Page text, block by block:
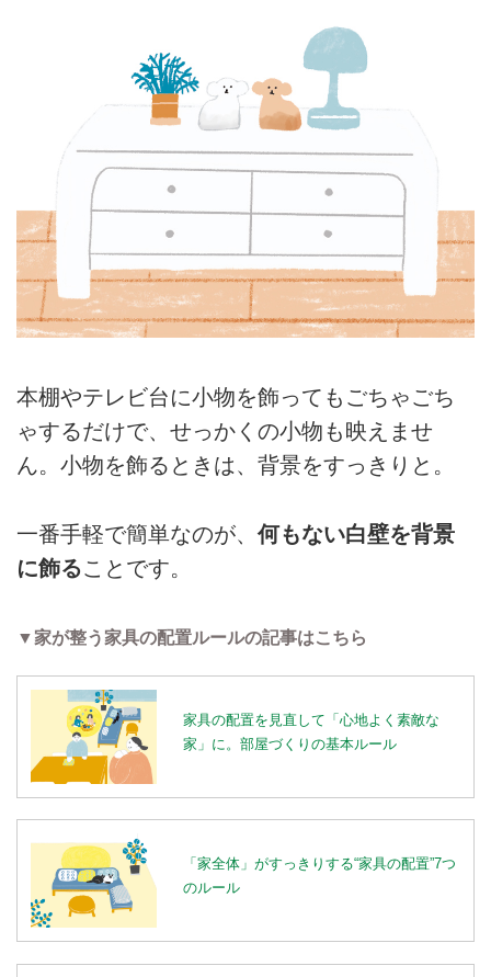
本棚やテレビ台に小物を飾ってもごちゃごち
ゃするだけで、せっかくの小物も映えませ
ん。小物を飾るときは、背景をすっきりと。
一番手軽で簡単なのが、 何もない白壁を背景
に飾ることです。
▼家が整う家具の配置ルールの記事はこちら
家具の配置を見直して「心地よく素敵な
家」に。部屋づくりの基本ルール
「家全体」がすっきりする“家具の配置”7つ
のルール